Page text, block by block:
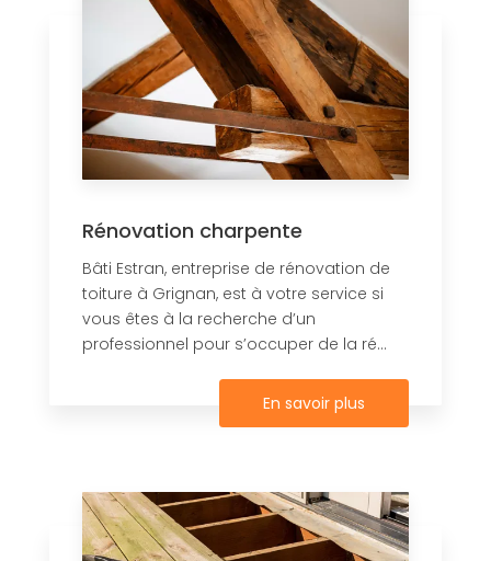
Rénovation charpente
Bâti Estran, entreprise de rénovation de
toiture à Grignan, est à votre service si
vous êtes à la recherche d’un
professionnel pour s’occuper de la ré...
En savoir plus